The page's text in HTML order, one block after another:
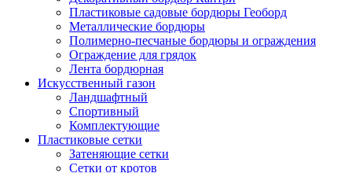
Пластиковые садовые бордюры Геоборд
Металлические бордюры
Полимерно-песчаные бордюры и ограждения
Ограждение для грядок
Лента бордюрная
Искусственный газон
Ландшафтный
Спортивный
Комплектующие
Пластиковые сетки
Затеняющие сетки
Сетки от кротов